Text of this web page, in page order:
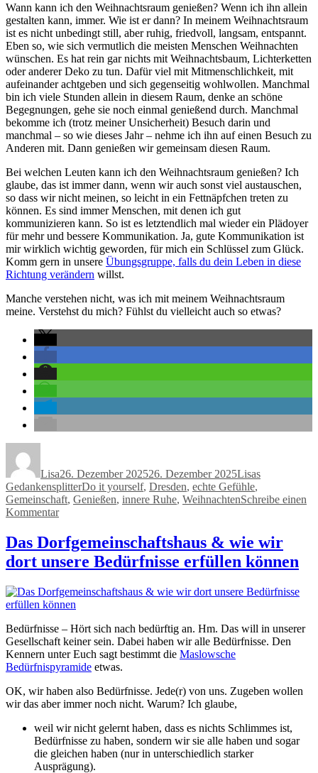
Wann kann ich den Weihnachtsraum genießen? Wenn ich ihn allein
gestalten kann, immer. Wie ist er dann? In meinem Weihnachtsraum
ist es nicht unbedingt still, aber ruhig, friedvoll, langsam, entspannt.
Eben so, wie sich vermutlich die meisten Menschen Weihnachten
wünschen. Es hat rein gar nichts mit Weihnachtsbaum, Lichterketten
oder anderer Deko zu tun. Dafür viel mit Mitmenschlichkeit, mit
aufeinander achtgeben und sich gegenseitig wohlwollen. Manchmal
bin ich viele Stunden allein in diesem Raum, denke an schöne
Begegnungen, gehe sie noch einmal genießend durch. Manchmal
bekomme ich (trotz meiner Unsicherheit) Besuch darin und
manchmal – so wie dieses Jahr – nehme ich ihn auf einen Besuch zu
Anderen mit. Dann genießen wir gemeinsam diesen Raum.
Bei welchen Leuten kann ich den Weihnachtsraum genießen? Ich
glaube, das ist immer dann, wenn wir auch sonst viel austauschen,
so dass wir nicht meinen, so leicht in ein Fettnäpfchen treten zu
können. Es sind immer Menschen, mit denen ich gut
kommunizieren kann. So ist es letztendlich mal wieder ein Plädoyer
für mehr und bessere Kommunikation. Ja, gute Kommunikation ist
mir wirklich wichtig geworden, für mich ein Schlüssel zum Glück.
Komm gern in unsere Übungsgruppe, falls du dein Leben in diese
Richtung verändern willst.
Manche verstehen nicht, was ich mit meinem Weihnachtsraum
meine. Verstehst du mich? Fühlst du vielleicht auch so etwas?
Lisa26. Dezember 202526. Dezember 2025Lisas
GedankensplitterSchlagwörter
Do it yourself, Dresden, echte Gefühle,
Gemeinschaft, Genießen, innere Ruhe, WeihnachtenSchreibe einen
Kommentarzu
Weihnachtsraum
Das Dorfgemeinschaftshaus & wie wir
dort unsere Bedürfnisse erfüllen können
Bedürfnisse – Hört sich nach bedürftig an. Hm. Das will in unserer
Gesellschaft keiner sein. Dabei haben wir alle Bedürfnisse. Den
Kennern unter Euch sagt bestimmt die Maslowsche
Bedürfnispyramide etwas.
OK, wir haben also Bedürfnisse. Jede(r) von uns. Zugeben wollen
wir das aber immer noch nicht. Warum? Ich glaube,
weil wir nicht gelernt haben, dass es nichts Schlimmes ist,
Bedürfnisse zu haben, sondern wir sie alle haben und sogar
die gleichen haben (nur in unterschiedlich starker
Ausprägung).